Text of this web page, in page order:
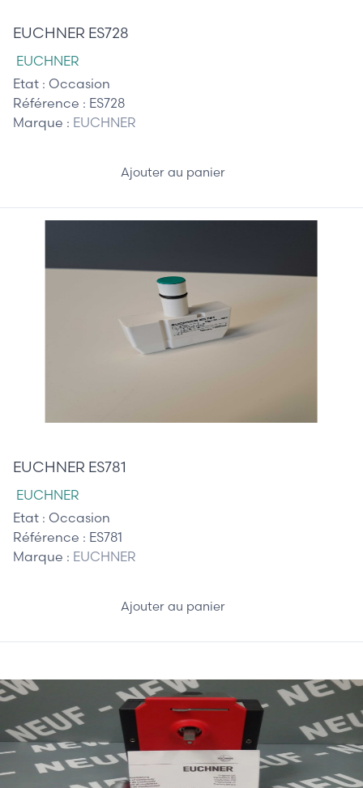
EUCHNER ES728
EUCHNER
Etat : Occasion
Référence : ES728
Marque : EUCHNER
Ajouter au panier
EUCHNER ES781
EUCHNER
Etat : Occasion
Référence : ES781
Marque : EUCHNER
Ajouter au panier